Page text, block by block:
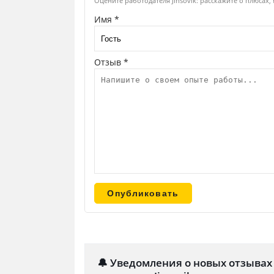
Имя *
Отзыв *
🔔 Уведомления о новых отзывах